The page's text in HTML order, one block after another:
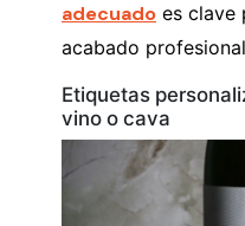
adecuado es clave
acabado
Etiquetas
vino o cava